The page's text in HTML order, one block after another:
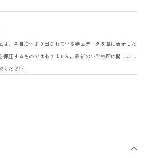
、各自治体より出されている学区データを基に表示した
保証するものではありません。最新の小学校区に関しまし
ださい。